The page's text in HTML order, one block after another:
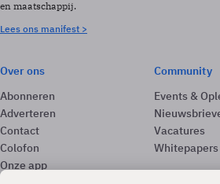
en maatschappij.
Lees ons manifest >
Over ons
Abonneren
Adverteren
Contact
Colofon
Onze app
Community
Events &
Vacatures
Whitepapers